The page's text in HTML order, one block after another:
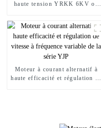
haute tension YRKK 6KV ou
Moteur à courant alternatif à
haute efficacité et régulation de